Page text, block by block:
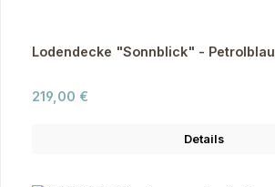
Lodendecke "Sonnblick" - Petrolblau
Regulärer Preis:
219,00 €
Details